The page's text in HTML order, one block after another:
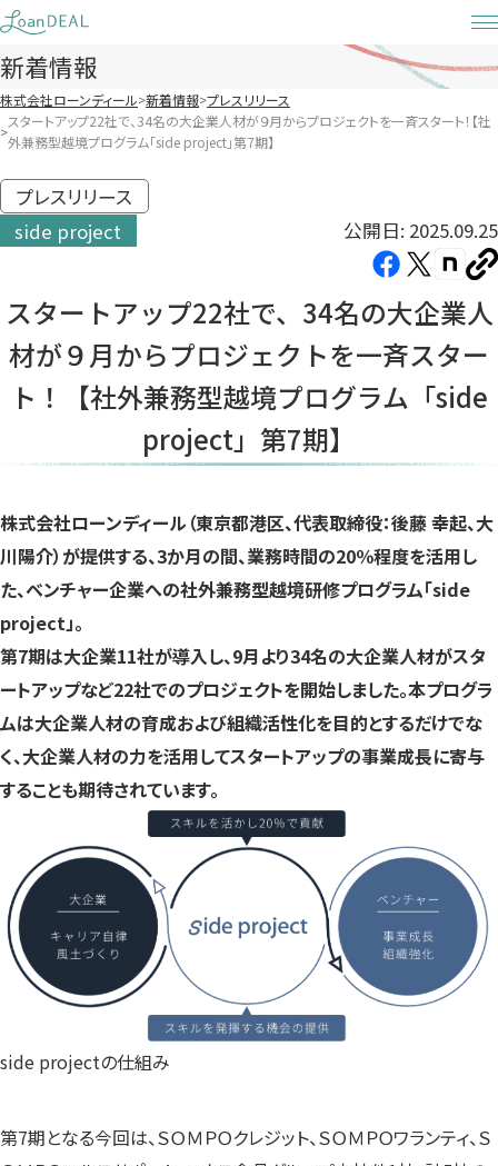
Skip
to
content
新着情報
株式会社ローンディール 新着情報 プレスリリース
スタートアップ22社で、34名の大企業人材が９月からプロジェクトを一斉スタート！【社
外兼務型越境プログラム「side project」第7期】
プレスリリース
side project
公開日: 2025.09.25
Facebook（新
い
タ
ブ
で
き
す）
X（新
い
タ
ブ
で
き
す）
note（新
い
タ
ブ
で
き
す）
コ
ピ
スタートアップ22社で、34名の大企業人
材が９月からプロジェクトを一斉スター
ト！【社外兼務型越境プログラム「side
project」第7期】
株式会社ローンディール（東京都港区、代表取締役：後藤 幸起、大
川陽介）が提供する、3か月の間、業務時間の20％程度を活用し
た、ベンチャー企業への社外兼務型越境研修プログラム「side
project」。
第7期は大企業11社が導入し、9月より34名の大企業人材がスタ
ートアップなど22社でのプロジェクトを開始しました。本プログラ
ムは大企業人材の育成および組織活性化を目的とするだけでな
く、大企業人材の力を活用してスタートアップの事業成長に寄与
することも期待されています。
side projectの仕組み
第7期となる今回は、ＳＯＭＰＯクレジット、ＳＯＭＰＯワランティ、Ｓ